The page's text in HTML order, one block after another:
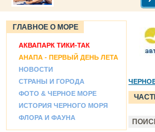
ГЛАВНОЕ О МОРЕ
АКВАПАРК ТИКИ-ТАК
АНАПА - ПЕРВЫЙ ДЕНЬ ЛЕТА
НОВОСТИ
СТРАНЫ И ГОРОДА
ФОТО & ЧЕРНОЕ МОРЕ
ИСТОРИЯ ЧЕРНОГО МОРЯ
ФЛОРА И ФАУНА